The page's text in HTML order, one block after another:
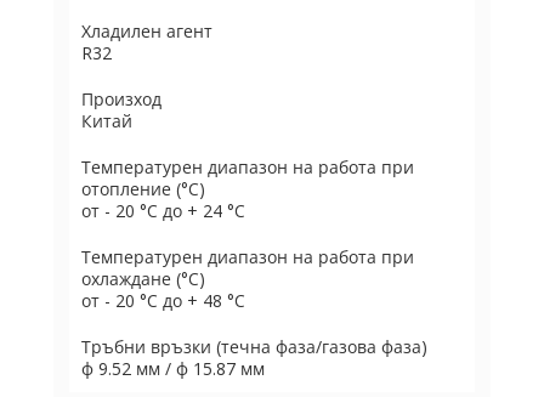
Хладилен агент
R32
Произход
Китай
Температурен диапазон на работа при
отопление (°C)
от - 20 °C до + 24 °C
Температурен диапазон на работа при
охлаждане (°C)
от - 20 °C до + 48 °C
Тръбни връзки (течна фаза/газова фаза)
ф 9.52 мм / ф 15.87 мм